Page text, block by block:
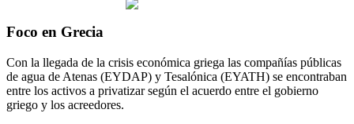
Foco en Grecia
Con la llegada de la crisis económica griega las compañías públicas
de agua de Atenas (EYDAP) y Tesalónica (EYATH) se encontraban
entre los activos a privatizar según el acuerdo entre el gobierno
griego y los acreedores.